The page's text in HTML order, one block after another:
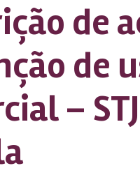
de
de
–